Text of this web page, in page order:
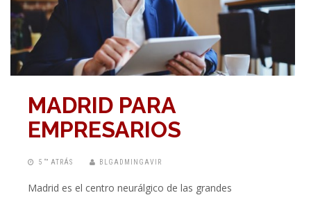
MADRID PARA
EMPRESARIOS
5 “” ATRÁS BLGADMINGAVIR
Madrid es el centro neurálgico de las grandes